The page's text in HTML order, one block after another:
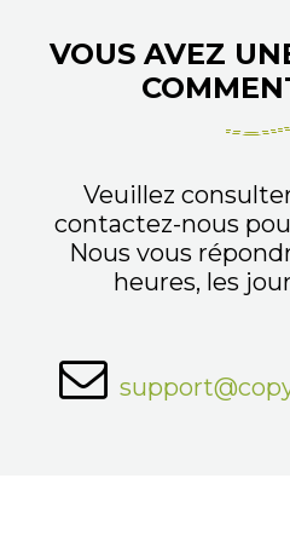
VOUS AVEZ
Veuillez
contactez-nous
Nous vous
heures, les